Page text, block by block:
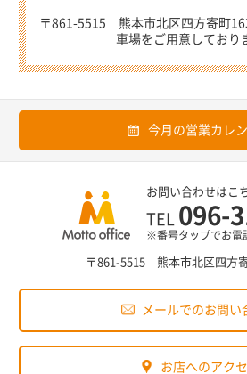
〒861-5515 熊本市北区四方寄町
車場をご用意しており
今月の営業カレ
お問い合わせはこ
TEL 096-
※番号タップでお電
〒861-5515 熊本市北区四方
メールでのお問い
お店へのアク